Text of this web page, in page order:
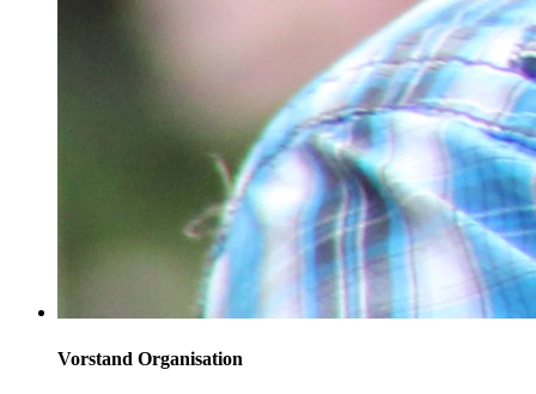
Vorstand Organisation